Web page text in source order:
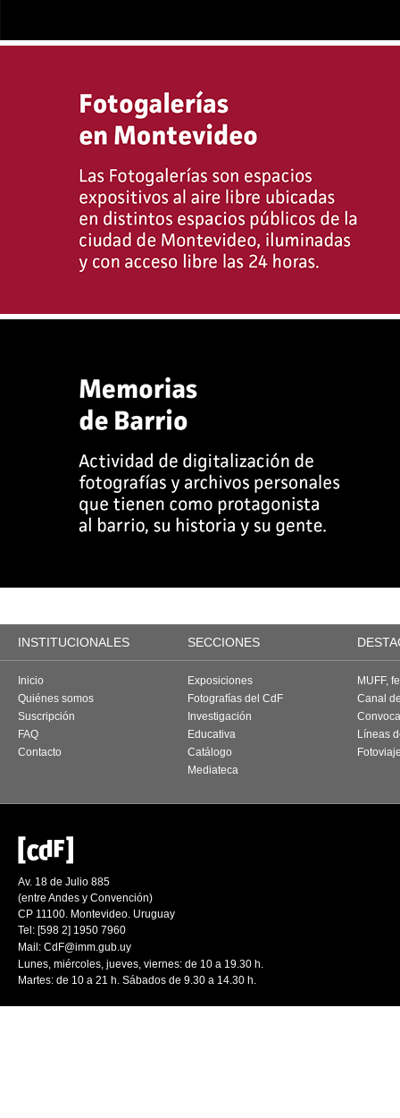
INSTITUCIONALES SECCIONES
Inicio
Quiénes somos
Suscripción
FAQ
Contacto
Exposiciones
Fotografías del CdF
Investigación
Educativa
Catálogo
Mediateca
MUFF,
Canal
Líneas
Av. 18 de Julio 885
(entre Andes y Convención)
CP 11100. Montevideo. Uruguay
Tel: [598 2] 1950 7960
Mail: CdF@imm.gub.uy
Lunes, miércoles, jueves, viernes: de 10 a 19.30 h.
Martes: de 10 a 21 h. Sábados de 9.30 a 14.30 h.